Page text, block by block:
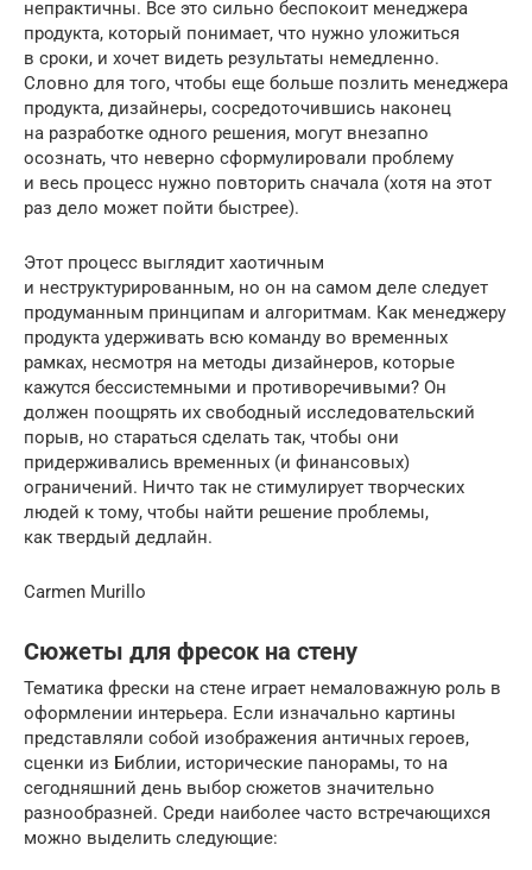
непрактичны. Все это сильно беспокоит менеджера
продукта, который понимает, что нужно уложиться
в сроки, и хочет видеть результаты немедленно.
Словно для того, чтобы еще больше позлить менеджера
продукта, дизайнеры, сосредоточившись наконец
на разработке одного решения, могут внезапно
осознать, что неверно сформулировали проблему
и весь процесс нужно повторить сначала (хотя на этот
раз дело может пойти быстрее).
Этот процесс выглядит хаотичным
и неструктурированным, но он на самом деле следует
продуманным принципам и алгоритмам. Как менеджеру
продукта удерживать всю команду во временных
рамках, несмотря на методы дизайнеров, которые
кажутся бессистемными и противоречивыми? Он
должен поощрять их свободный исследовательский
порыв, но стараться сделать так, чтобы они
придерживались временных (и финансовых)
ограничений. Ничто так не стимулирует творческих
людей к тому, чтобы найти решение проблемы,
как твердый дедлайн.
Carmen Murillo
Сюжеты для фресок на стену
Тематика фрески на стене играет немаловажную роль в
оформлении интерьера. Если изначально картины
представляли собой изображения античных героев,
сценки из Библии, исторические панорамы, то на
сегодняшний день выбор сюжетов значительно
разнообразней. Среди наиболее часто встречающихся
можно выделить следующие: